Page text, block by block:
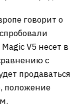
говорит о
V5 несет в
с
продаваться
положение